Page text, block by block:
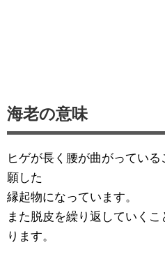
海老の意味
ヒゲが長く腰が曲がってい
願した
縁起物になっています。
また脱皮を繰り返していく
ります。